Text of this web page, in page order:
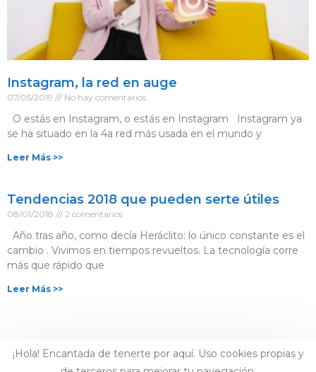
Instagram, la red en auge
07/05/2019 No hay comentarios
O estás en Instagram, o estás en Instagram Instagram ya
se ha situado en la 4a red más usada en el mundo y
Leer Más >>
Tendencias 2018 que pueden serte útiles
08/01/2018 2 comentarios
Año tras año, como decía Heráclito: lo único constante es el
cambio . Vivimos en tiempos revueltos. La tecnología corre
más que rápido que
Leer Más >>
¡Hola! Encantada de tenerte por aquí. Uso cookies propias y